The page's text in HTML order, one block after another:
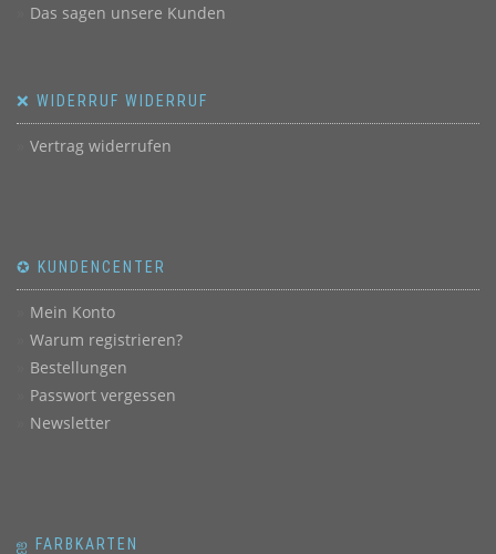
Das sagen unsere Kunden
❌ WIDERRUF WIDERRUF
Vertrag widerrufen
✪ KUNDENCENTER
Mein Konto
Warum registrieren?
Bestellungen
Passwort vergessen
Newsletter
ஐ FARBKARTEN